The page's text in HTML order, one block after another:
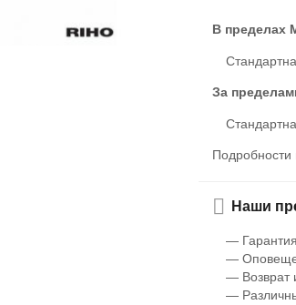
В пределах
За
Подробности
Наши
—
—
— Возврат
—